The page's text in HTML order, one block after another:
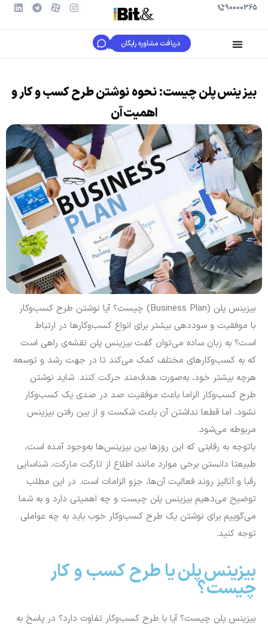
90000365
دریافت مشاوره رایگان
بیز ینس پلن چیست: نحوه نوشتن طرح کسب و کار و
اهمیت آن​
بیزینس پلن (Business Plan) چیست؟ آیا نوشتن طرح کسب‌وکار
با موفقیت و سوددهی بیشتر برای انواع کسب‌وکارها در ارتباط
است؟ به زبان ساده می‌توان گفت بیزینس پلن نقشه‌ی راهی است
که به کسب‌وکارهای مختلف کمک می‌کند تا در جهت رشد و توسعه
هرچه بیشتر خود، به‌صورت هدف‌مند حرکت کنند. شاید نوشتن
طرح کسب‌وکار الزاما باعث موفقیت صد در صدی یک کسب‌وکار
نشود، اما قطعا نداشتن آن باعث شکست و از بین رفتن بیزینس
مربوطه می‌‎شود.
باتوجه به رقابتی که این روزها بین بیزینس‌ها به‌وجود آمده است،
طبیعتا دانستن برخی موارد مانند اطلاع از تارگت مارکت، شناسایی
رقبا و آنالیز روند فعالیت آن‌ها، جزو الزامات است. در این مطلب
توضیح می‌دهیم بیزینس پلن چیست و چه اهمیتی دارد و به شما
می‌گوییم برای نوشتن یک طرح کسب‌وکار خوب باید به چه عواملی
توجه کنید.
بیزینس پلن یا طرح کسب و کار
چیست؟
بیزینس پلن چیست؟ آیا با طرح کسب‌وکار تفاوت دارد؟ در پاسخ به